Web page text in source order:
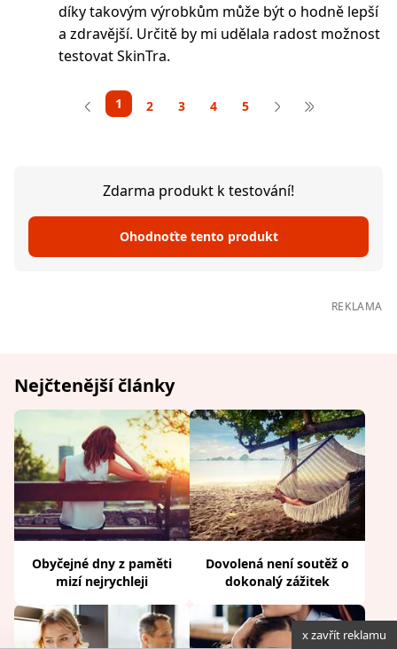
díky takovým výrobkům může být o hodně lepší
a zdravější. Určitě by mi udělala radost možnost
testovat SkinTra.
1 2 3 4 5
Zdarma produkt k testování!
Ohodnoťte tento produkt
REKLAMA
Nejčtenější články
Obyčejné dny z paměti
mizí nejrychleji
Dovolená není soutěž o
dokonalý zážitek
x zavřít reklamu